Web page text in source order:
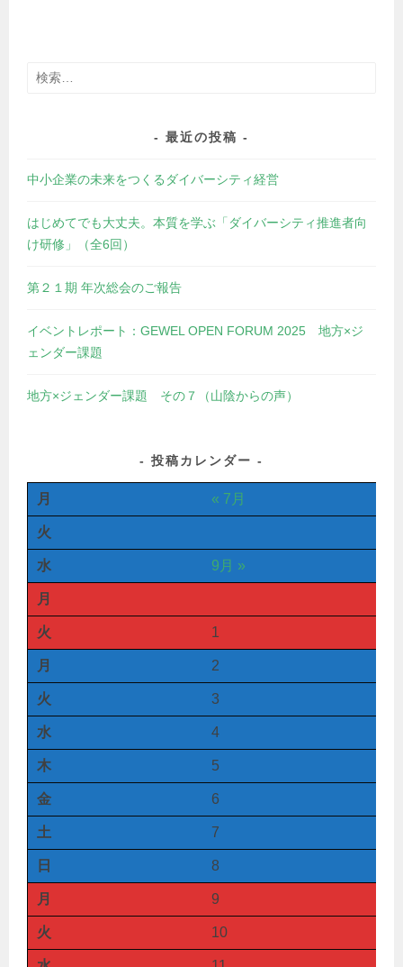
検
最近の投稿
中小企業の未来をつくるダイバーシティ経営
はじめてでも大丈夫。本質を学ぶ「ダイバーシティ推進者向
け研修」（全6回）
第２１期 年次総会のご報告
イベントレポート：GEWEL OPEN FORUM 2025 地方×ジ
ェンダー課題
地方×ジェンダー課題 その７（山陰からの声）
投稿カレンダー
月 « 7月
火
水 9月 »
月
火 1
月 2
火 3
水 4
木 5
金 6
土 7
日 8
月 9
火 10